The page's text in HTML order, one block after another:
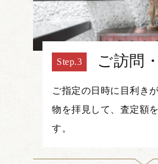
ご訪問
ご指定の日時に目利き
物を拝見して、査定額
す。